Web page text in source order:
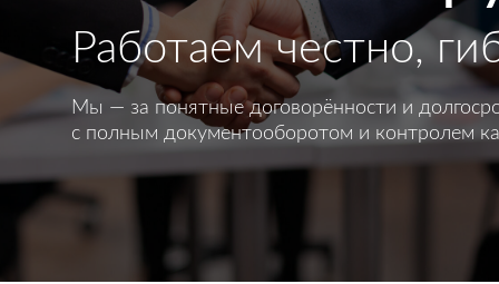
Мы — за понятные договорённости и
с полным документооборотом и контролем
Работаем честно,